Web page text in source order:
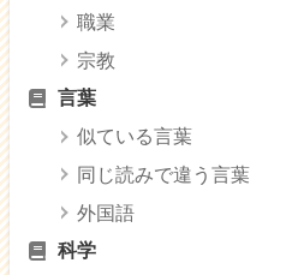
職業
宗教
言葉
似ている言葉
同じ読みで違う言葉
外国語
科学